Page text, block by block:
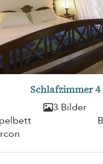
Schlafzimmer 4
3 Bilder